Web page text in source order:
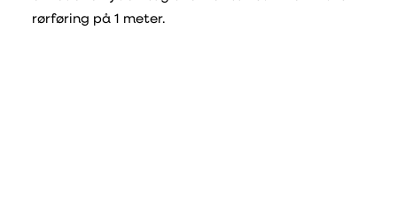
rørføring på 1 meter.